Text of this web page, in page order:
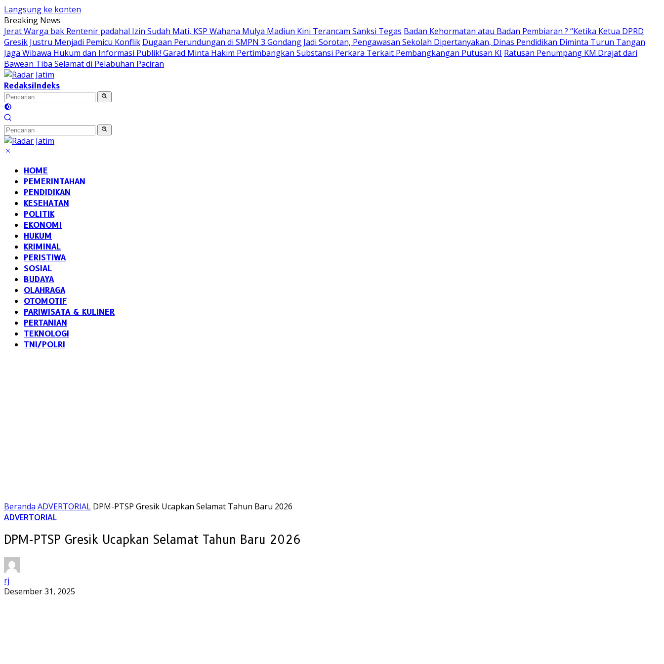
Langsung ke konten
Breaking News
Jerat Warga bak Rentenir padahal Izin Sudah Mati, KSP Wahana Mulya Madiun Kini Terancam Sanksi Tegas Badan Kehormatan atau Badan Pembiaran ? “Ketika Ketua DPRD
Gresik Justru Menjadi Pemicu Konflik Dugaan Perundungan di SMPN 3 Gondang Jadi Sorotan, Pengawasan Sekolah Dipertanyakan, Dinas Pendidikan Diminta Turun Tangan
Jaga Wibawa Hukum dan Informasi Publik! Garad Minta Hakim Pertimbangkan Substansi Perkara Terkait Pembangkangan Putusan KI Ratusan Penumpang KM.Drajat dari
Bawean Tiba Selamat di Pelabuhan Paciran
RedaksiIndeks
HOME
PEMERINTAHAN
PENDIDIKAN
KESEHATAN
POLITIK
EKONOMI
HUKUM
KRIMINAL
PERISTIWA
SOSIAL
BUDAYA
OLAHRAGA
OTOMOTIF
PARIWISATA & KULINER
PERTANIAN
TEKNOLOGI
TNI/POLRI
Beranda ADVERTORIAL DPM-PTSP Gresik Ucapkan Selamat Tahun Baru 2026
ADVERTORIAL
DPM-PTSP Gresik Ucapkan Selamat Tahun Baru 2026
rj
Desember 31, 2025